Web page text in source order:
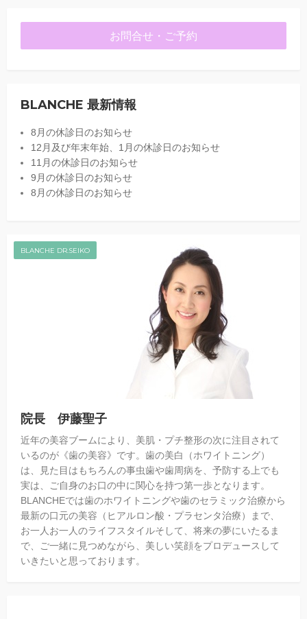
お問合せ・ご予約
BLANCHE 最新情報
8月の休診日のお知らせ
12月及び年末年始、1月の休診日のお知らせ
11月の休診日のお知らせ
9月の休診日のお知らせ
8月の休診日のお知らせ
BLANCHE DR.SEIKO
院長 伊藤聖子
近年の美容ブームにより、美肌・プチ整形の次に注目されて
いるのが《歯の美容》です。歯の美白（ホワイトニング）
は、見た目はもちろんの事虫歯や歯周病を、予防する上でも
実は、ご自身のお口の中に関心を持つ第一歩となります。
BLANCHEでは歯のホワイトニングや歯のセラミック治療から
最新の口元の美容（ヒアルロン酸・プラセンタ治療）まで、
お一人お一人のライフスタイルそして、将来の夢にいたるま
で、ご一緒に見つめながら、美しい笑顔をプロデュースして
いきたいと思っております。